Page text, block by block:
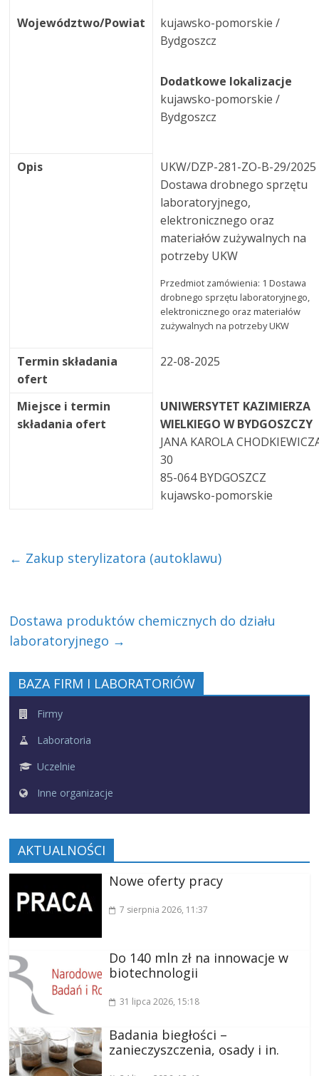
Województwo/Powiat
kujawsko-pomorskie /
Bydgoszcz
Dodatkowe lokalizacje
kujawsko-pomorskie /
Bydgoszcz
Opis
UKW/DZP-281-ZO-B-29/2025
Dostawa drobnego sprzętu
laboratoryjnego,
elektronicznego oraz
materiałów zużywalnych na
potrzeby UKW
Przedmiot zamówienia: 1 Dostawa
drobnego sprzętu laboratoryjnego,
elektronicznego oraz materiałów
zużywalnych na potrzeby UKW
Termin składania
ofert
22-08-2025
Miejsce i termin
składania ofert
UNIWERSYTET KAZIMIERZA
WIELKIEGO W BYDGOSZCZY
JANA KAROLA
30
85-064 BYDGOSZCZ
kujawsko-pomorskie
← Zakup sterylizatora (autoklawu)
Dostawa produktów chemicznych do działu
laboratoryjnego →
BAZA FIRM I LABORATORIÓW
Firmy
Laboratoria
Uczelnie
Inne organizacje
AKTUALNOŚCI
Nowe oferty pracy
7 sierpnia 2026, 11:37
Do 140 mln zł na innowacje w
biotechnologii
31 lipca 2026, 15:18
Badania biegłości –
zanieczyszczenia, osady i in.